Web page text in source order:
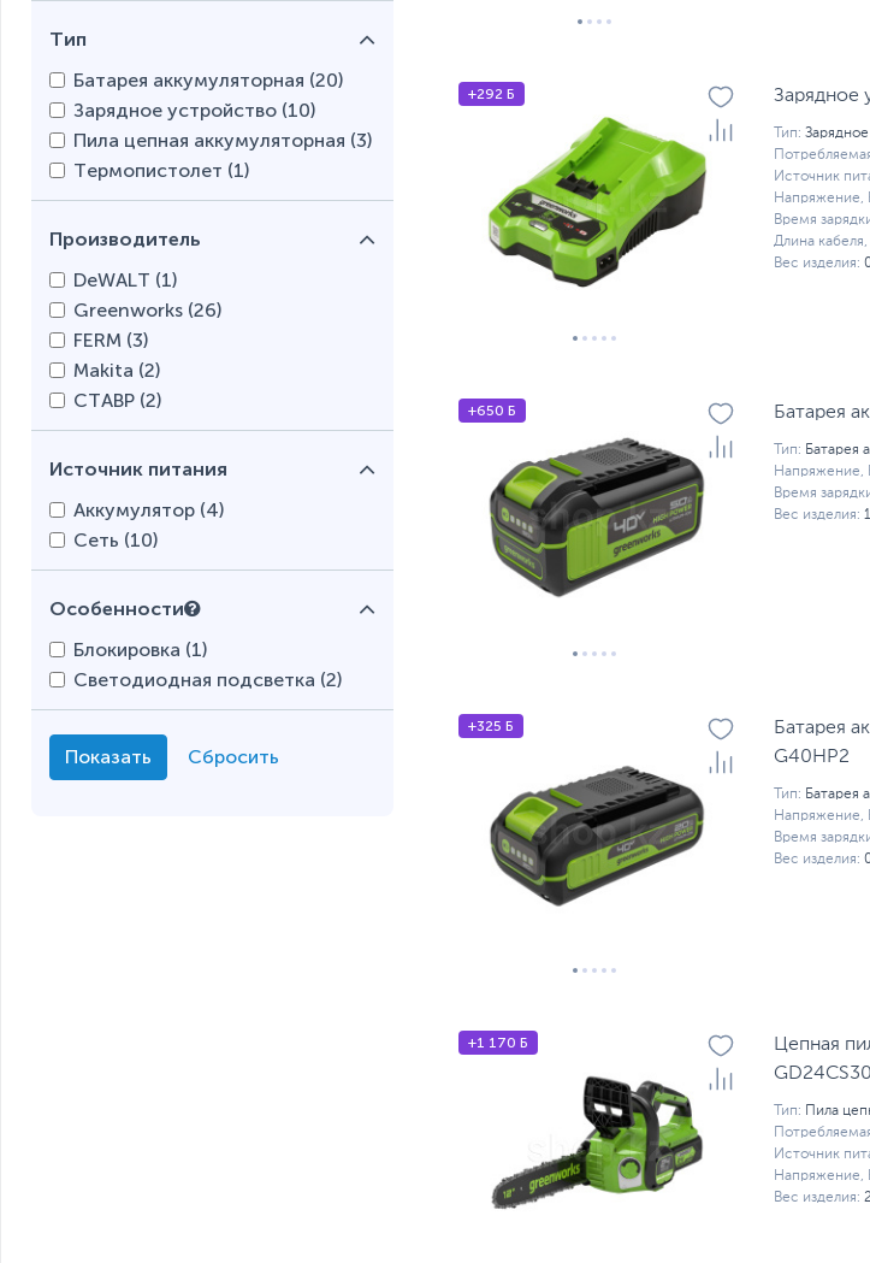
Тип
Батарея аккумуляторная (20)
Зарядное устройство (10)
Пила цепная аккумуляторная (3)
Термопистолет (1)
Производитель
DeWALT (1)
Greenworks (26)
FERM (3)
Makita (2)
СТАВР (2)
Источник питания
Аккумулятор (4)
Сеть (10)
Особенности
Блокировка (1)
Светодиодная подсветка (2)
+292 Б Зарядное
Тип:
Источник
Напряжение,
Время
Длина
Вес изделия:
+650 Б Батарея
Тип: Батарея
Напряжение,
Время
Вес изделия:
+325 Б
Батарея
G40HP2
Тип: Батарея
Напряжение,
Время
Вес изделия:
+1 170 Б
Цепная
Тип:
Пила
Источник
Напряжение,
Вес изделия: